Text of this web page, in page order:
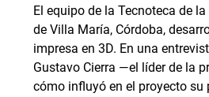
El equipo de la Tecnoteca de
de Villa María, Córdoba,
impresa en 3D. En una
Gustavo Cierra —el líder de la
cómo influyó en el proyecto su